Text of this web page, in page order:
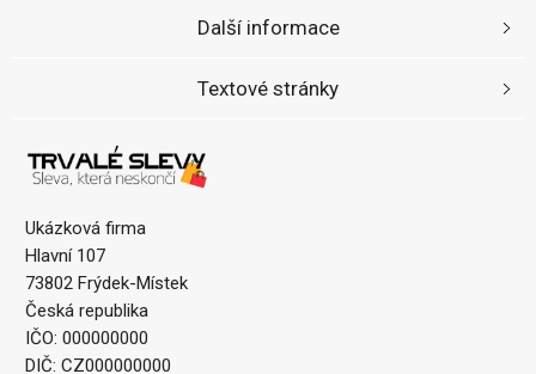
Ukázková firma
Hlavní 107
73802 Frýdek-Místek
Česká republika
IČO: 000000000
DIČ: CZ000000000
Další informace
Textové stránky